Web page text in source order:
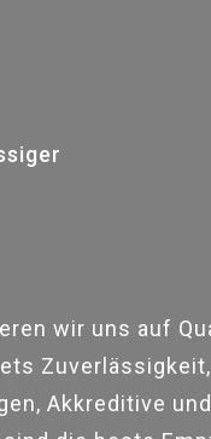
wir uns auf
Akkreditive